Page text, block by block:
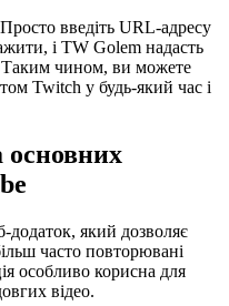
введіть URL-адресу
і TW Golem надасть
Таким чином, ви можете
Twitch у будь-який час і
основних
який дозволяє
часто повторювані
особливо корисна для
відео.